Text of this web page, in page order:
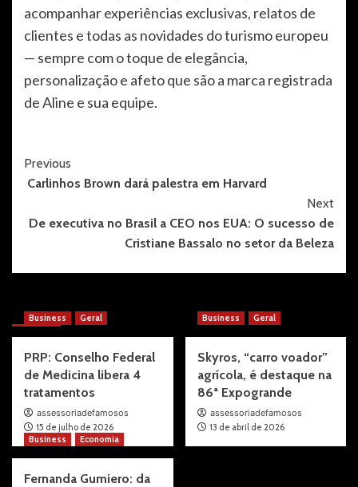
acompanhar experiências exclusivas, relatos de
clientes e todas as novidades do turismo europeu
— sempre com o toque de elegância,
personalização e afeto que são a marca registrada
de Aline e sua equipe.
Post
Navigation
Previous
Carlinhos Brown dará palestra em Harvard
Next
De executiva no Brasil a CEO nos EUA: O sucesso de
Cristiane Bassalo no setor da Beleza
More Stories
Business Geral
PRP: Conselho Federal
de Medicina libera 4
tratamentos
assessoriadefamosos
15 de julho de 2026
Business Geral
Skyros, “carro voador”
agrícola, é destaque na
86ª Expogrande
assessoriadefamosos
13 de abril de 2026
Business
Economia
Fernanda Gumiero: da